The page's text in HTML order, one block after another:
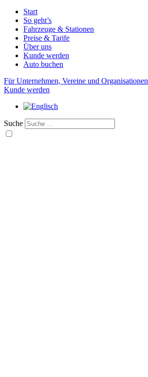
Start
So geht’s
Fahrzeuge & Stationen
Preise & Tarife
Über uns
Kunde werden
Auto buchen
Für Unternehmen, Vereine und Organisationen
Kunde werden
Suche